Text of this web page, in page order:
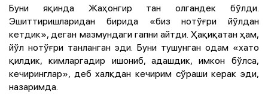
Буни яқинда Жаҳонгир тан олгандек бўлди.
Эшиттиришларидан бирида «биз нотўғри йўлдан
кетдик», деган мазмундаги гапни айтди. Ҳақиқатан ҳам,
йўл нотўғри танланган эди. Буни тушунган одам «хато
қилдик, кимларгадир ишониб, адашдик, имкон бўлса,
кечиринглар», деб халқдан кечирим сўраши керак эди,
назаримда.